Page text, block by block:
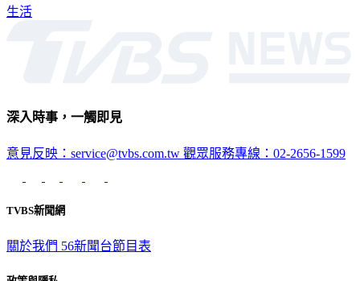
生活
深入時事，一觸即見
意見反映：service@tvbs.com.tw 觀眾服務專線：02-2656-1599
TVBS新聞網
關於我們 56新聞台節目表